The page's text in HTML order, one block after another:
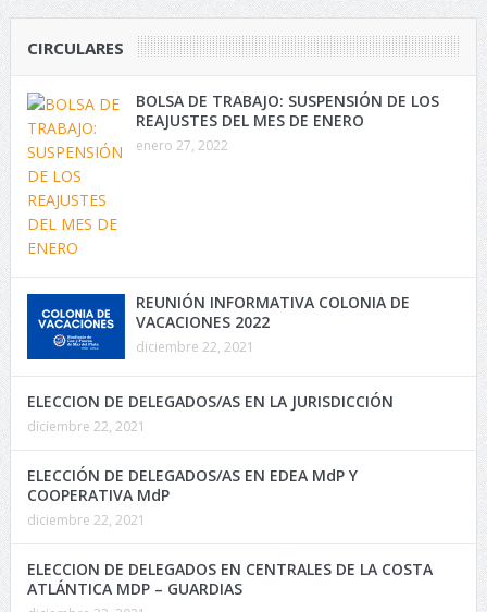
CIRCULARES
BOLSA DE TRABAJO: SUSPENSIÓN DE LOS
REAJUSTES DEL MES DE ENERO
enero 27, 2022
REUNIÓN INFORMATIVA COLONIA DE
VACACIONES 2022
diciembre 22, 2021
ELECCION DE DELEGADOS/AS EN LA JURISDICCIÓN
diciembre 22, 2021
ELECCIÓN DE DELEGADOS/AS EN EDEA MdP Y
COOPERATIVA MdP
diciembre 22, 2021
ELECCION DE DELEGADOS EN CENTRALES DE LA COSTA
ATLÁNTICA MDP – GUARDIAS